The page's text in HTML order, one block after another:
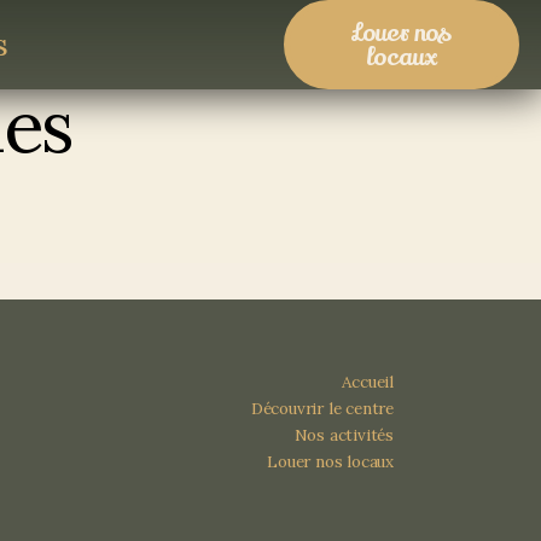
Louer nos
locaux
Accueil
Découvrir le centre
Nos activités
Louer nos locaux